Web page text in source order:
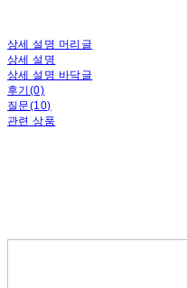
상세 설명 머리글
상세 설명
상세 설명 바닥글
후기(0)
질문(10)
관련 상품